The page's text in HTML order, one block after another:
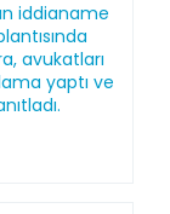
iddianame
avukatları
yaptı ve